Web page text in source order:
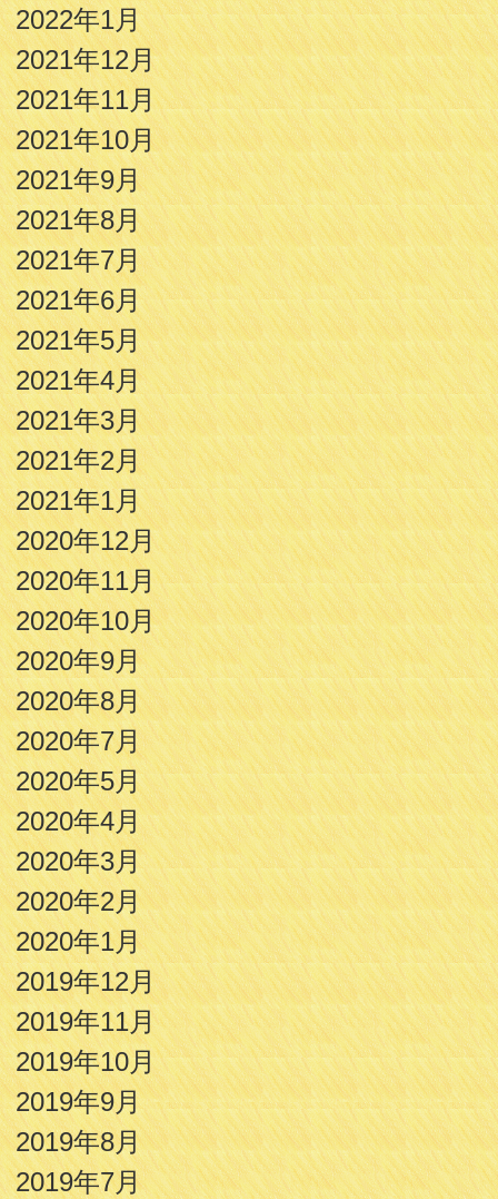
2022年1月
2021年12月
2021年11月
2021年10月
2021年9月
2021年8月
2021年7月
2021年6月
2021年5月
2021年4月
2021年3月
2021年2月
2021年1月
2020年12月
2020年11月
2020年10月
2020年9月
2020年8月
2020年7月
2020年5月
2020年4月
2020年3月
2020年2月
2020年1月
2019年12月
2019年11月
2019年10月
2019年9月
2019年8月
2019年7月